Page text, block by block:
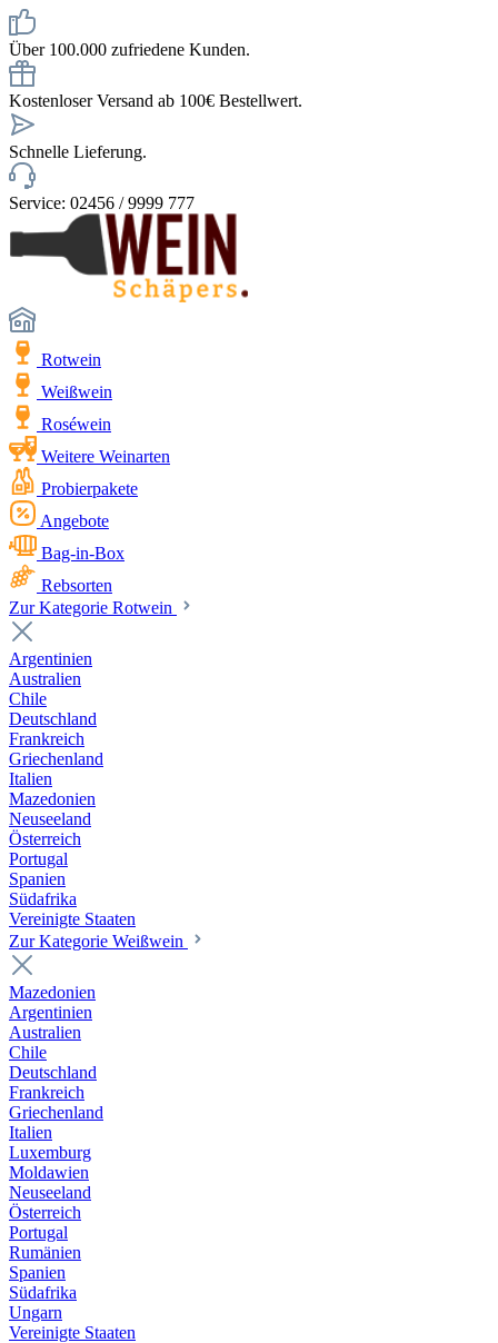
Über 100.000 zufriedene Kunden.
Kostenloser Versand ab 100€ Bestellwert.
Schnelle Lieferung.
Service: 02456 / 9999 777
Rotwein
Weißwein
Roséwein
Weitere Weinarten
Probierpakete
Angebote
Bag-in-Box
Rebsorten
Zur Kategorie Rotwein
Argentinien
Australien
Chile
Deutschland
Frankreich
Griechenland
Italien
Mazedonien
Neuseeland
Österreich
Portugal
Spanien
Südafrika
Vereinigte Staaten
Zur Kategorie Weißwein
Mazedonien
Argentinien
Australien
Chile
Deutschland
Frankreich
Griechenland
Italien
Luxemburg
Moldawien
Neuseeland
Österreich
Portugal
Rumänien
Spanien
Südafrika
Ungarn
Vereinigte Staaten